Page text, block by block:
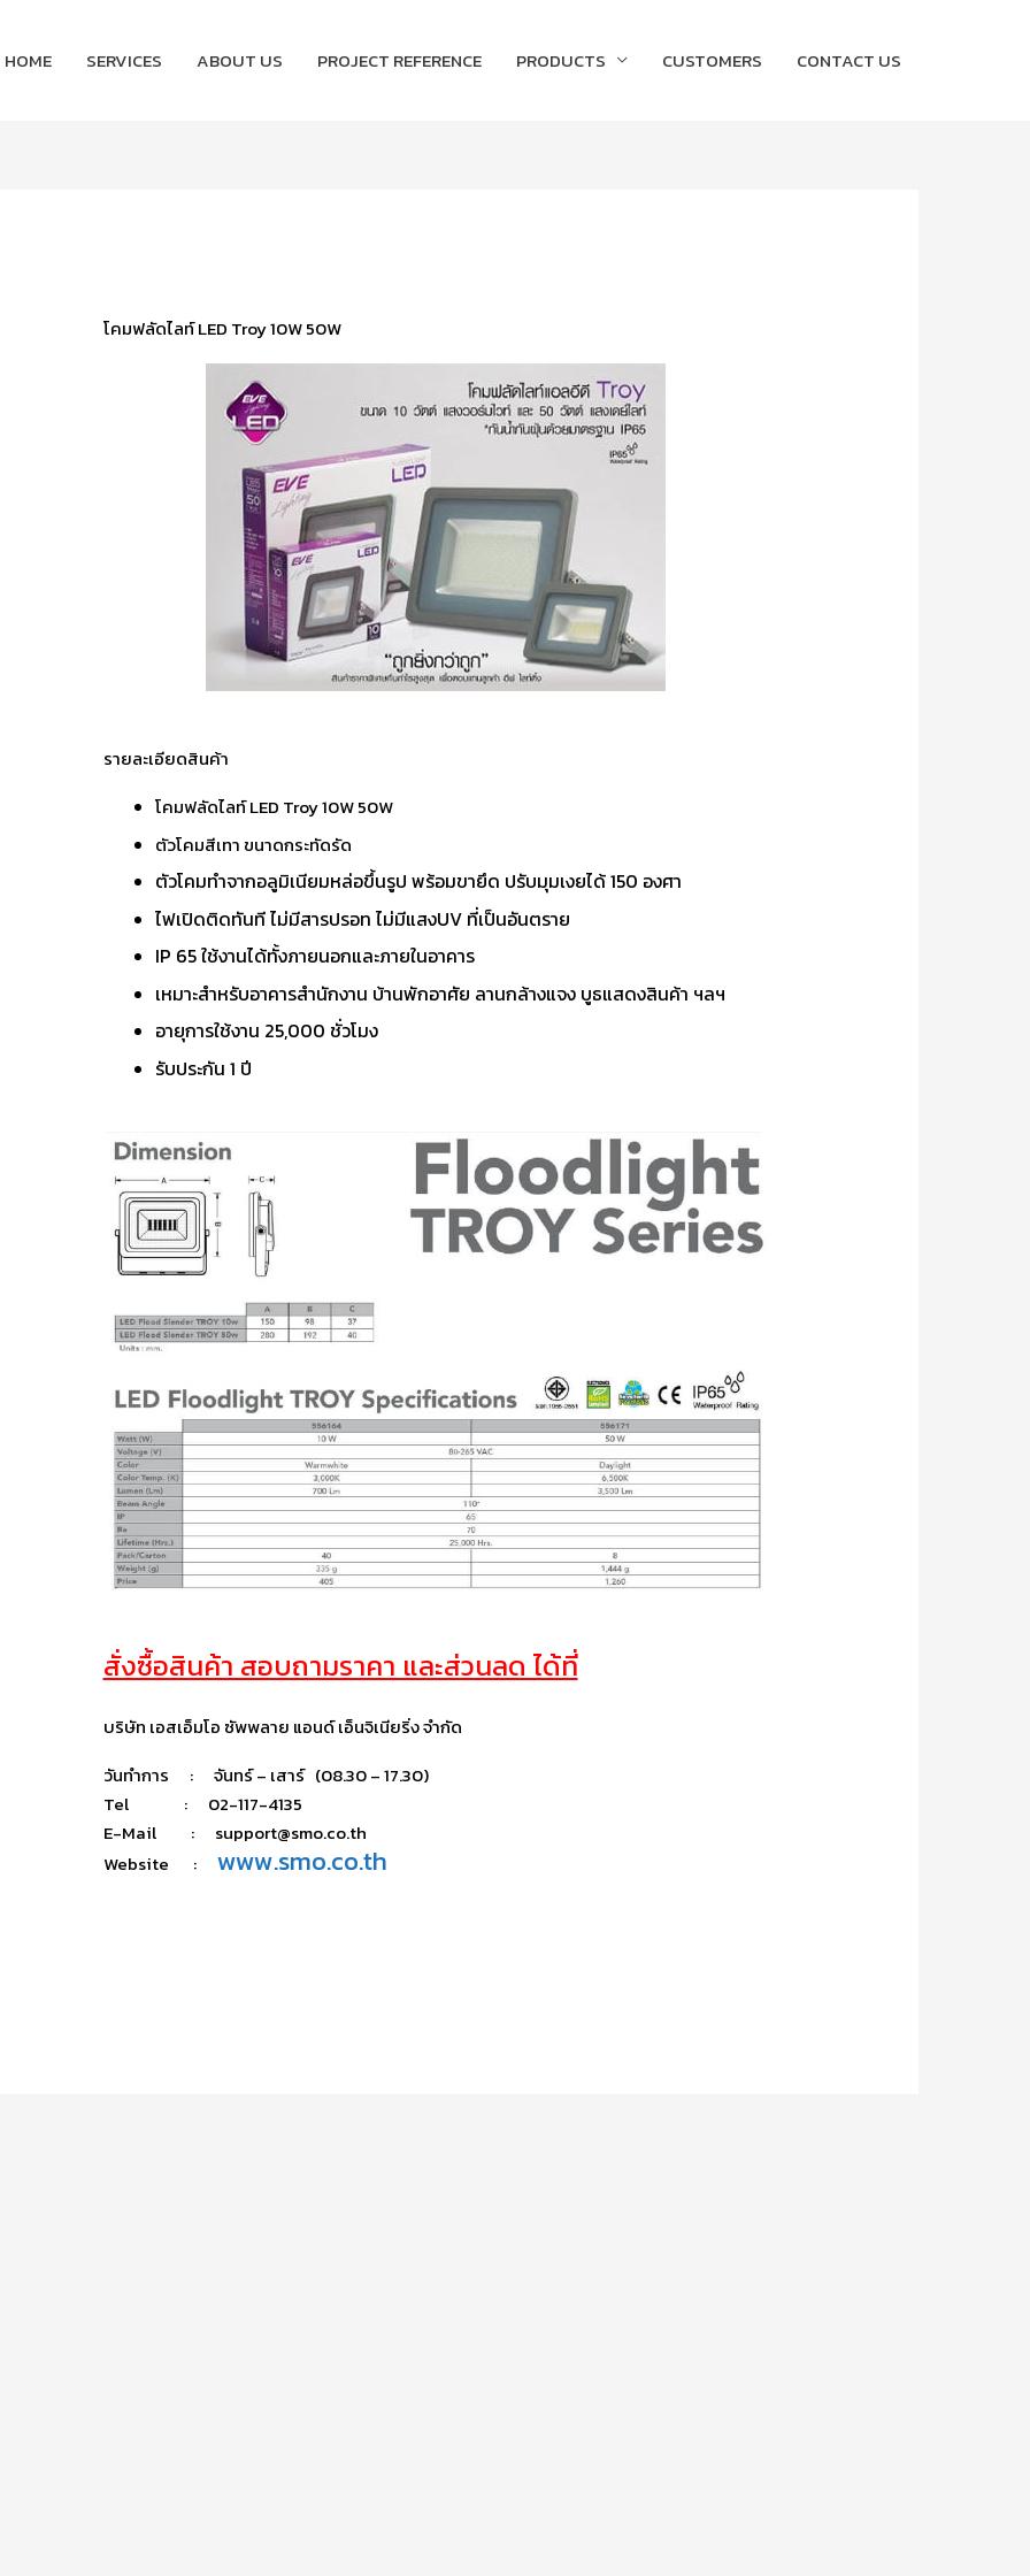
HOME SERVICES ABOUT US PROJECT REFERENCE PRODUCTS CUSTOMERS CONTACT US
โคมฟลัดไลท์ LED Troy 10W 50W
รายละเอียดสินค้า
โคมฟลัดไลท์ LED Troy 10W 50W
ตัวโคมสีเทา ขนาดกระทัดรัด
ตัวโคมทำจากอลูมิเนียมหล่อขึ้นรูป พร้อมขายึด ปรับมุมเงยได้ 150 องศา
ไฟเปิดติดทันที ไม่มีสารปรอท ไม่มีแสงUV ที่เป็นอันตราย
IP 65 ใช้งานได้ทั้งภายนอกและภายในอาคาร
เหมาะสำหรับอาคารสำนักงาน บ้านพักอาศัย ลานกล้างแจง บูธแสดงสินค้า ฯลฯ
อายุการใช้งาน 25,000 ชั่วโมง
รับประกัน 1 ปี
สั่งซื้อสินค้า สอบถามราคา และส่วนลด ได้ที่
บริษัท เอสเอ็มโอ ซัพพลาย แอนด์ เอ็นจิเนียริ่ง จำกัด
วันทำการ : จันทร์ – เสาร์ (08.30 – 17.30)
Tel : 02-117-4135
E-Mail : support@smo.co.th
Website : www.smo.co.th